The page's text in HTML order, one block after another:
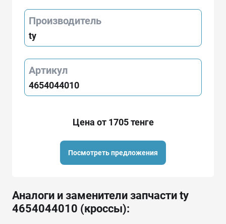
Производитель
ty
Артикул
4654044010
Цена от 1705 тенге
Посмотреть предложения
Аналоги и заменители запчасти ty
4654044010 (кроссы):